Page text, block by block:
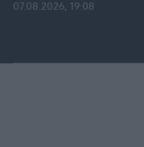
07.08.2026, 19:08